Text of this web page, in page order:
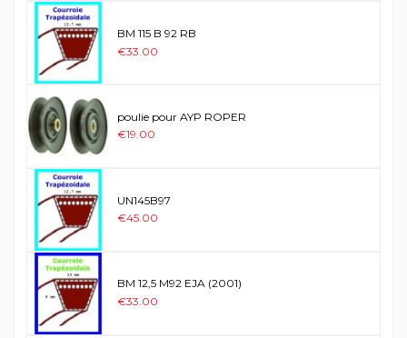
BM 115 B 92 RB
€33.00
poulie pour AYP ROPER
€19.00
UN145B97
€45.00
BM 12,5 M92 EJA (2001)
€33.00